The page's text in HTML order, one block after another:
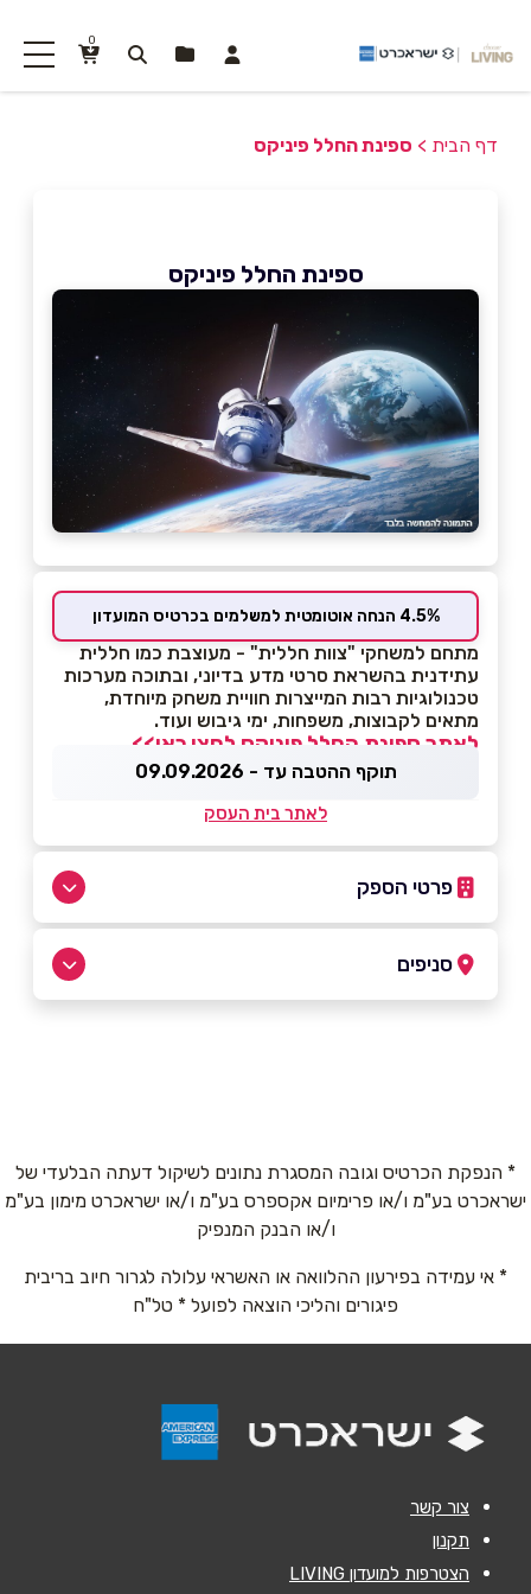
0
דף הבית > ספינת החלל פיניקס
ספינת החלל פיניקס
4.5% הנחה אוטומטית למשלמים בכרטיס המועדון
מתחם למשחקי "צוות חללית" - מעוצבת כמו חללית
עתידנית בהשראת סרטי מדע בדיוני, ובתוכה מערכות
טכנולוגיות רבות המייצרות חוויית משחק מיוחדת,
מתאים לקבוצות, משפחות, ימי גיבוש ועוד.
לאתר ספינת החלל פיניקס לחצו כאן>>
תוקף ההטבה עד - 09.09.2026
לאתר בית העסק
פרטי הספק
באתר
טלפון*
אימייל*
סניפים
* הנפקת הכרטיס וגובה המסגרת נתונים לשיקול דעתה הבלעדי של
ישראכרט בע"מ ו/או פרימיום אקספרס בע"מ ו/או ישראכרט מימון בע"מ
ו/או הבנק המנפיק
* אי עמידה בפירעון ההלוואה או האשראי עלולה לגרור חיוב בריבית
פיגורים והליכי הוצאה לפועל * טל"ח
צור קשר
תקנון
הצטרפות למועדון LIVING